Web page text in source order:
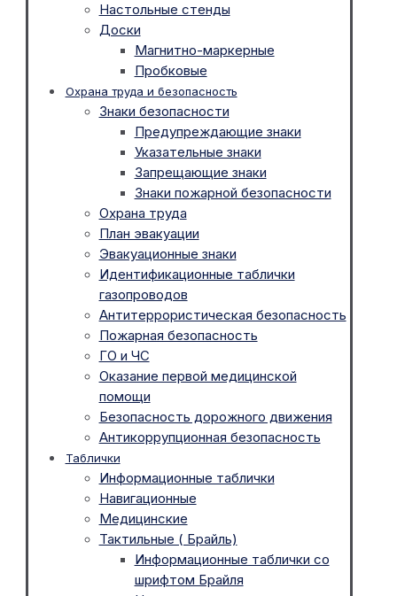
Настольные стенды
Доски
Магнитно-маркерные
Пробковые
Охрана труда и безопасность
Знаки безопасности
Предупреждающие знаки
Указательные знаки
Запрещающие знаки
Знаки пожарной безопасности
Охрана труда
План эвакуации
Эвакуационные знаки
Идентификационные таблички
газопроводов
Антитеррористическая безопасность
Пожарная безопасность
ГО и ЧС
Оказание первой медицинской
помощи
Безопасность дорожного движения
Антикоррупционная безопасность
Таблички
Информационные таблички
Навигационные
Медицинские
Тактильные ( Брайль)
Информационные таблички со
шрифтом Брайля